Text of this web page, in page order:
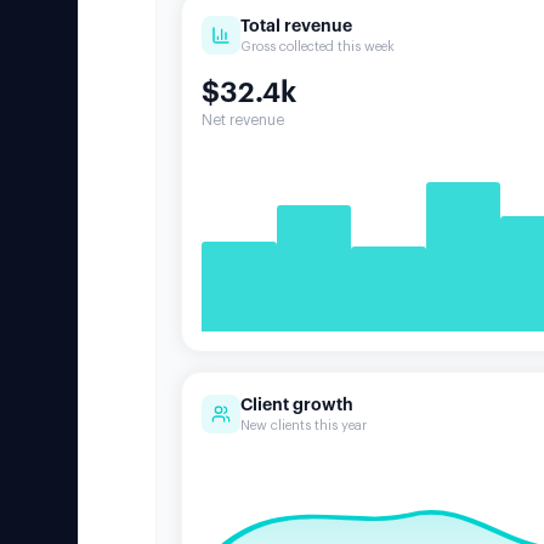
Total revenue
Gross collected this week
$32.4k
Net revenue
Client growth
New clients this year